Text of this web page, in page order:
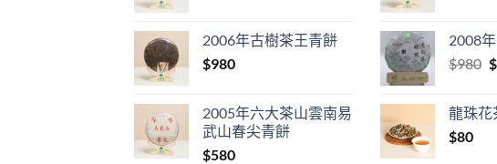
2006年古樹茶王青餅
$980
2005年六大茶山雲南易
武山春尖青餅
$580
2008
$980 $
龍珠花
$80